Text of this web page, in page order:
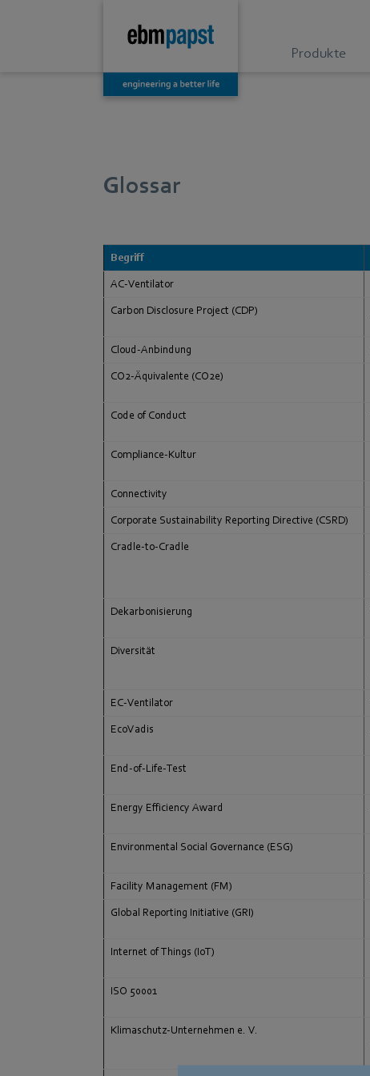
Produkte
Glossar
Begriff
AC-Ventil ator
Carbon Disclosure Project (CDP)
Cloud-Anbindung
CO2-Äquivalente (CO2e)
Code of Conduct
Compliance-Kultur
Connectivity
Corporate Sustainability Reporting Directive (CSRD)
Cradle-to-Cradle
Dekarbonisierung
Diversität
EC-Ventilator
EcoVadis
End-of-Life-Test
Energy Efficiency Award
Environmental Social Governance (ESG)
Facility Management (FM)
Global Reporting Initiative (GRI)
Internet of Things (IoT)
ISO 50001
Klimaschutz-Unternehmen e. V.